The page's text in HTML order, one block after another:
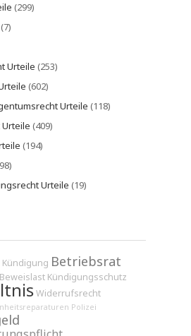
(299)
(7)
Urteile (253)
(602)
Urteile (118)
(409)
(194)
Urteile (19)
Betriebsrat
Beweislast Kündigungsschutz
Widerrufsrecht
Polizei